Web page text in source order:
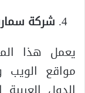
شركة
يعمل هذا
مواقع الويب